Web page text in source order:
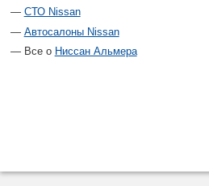
СТО Nissan
Автосалоны Nissan
Все о Ниссан Альмера